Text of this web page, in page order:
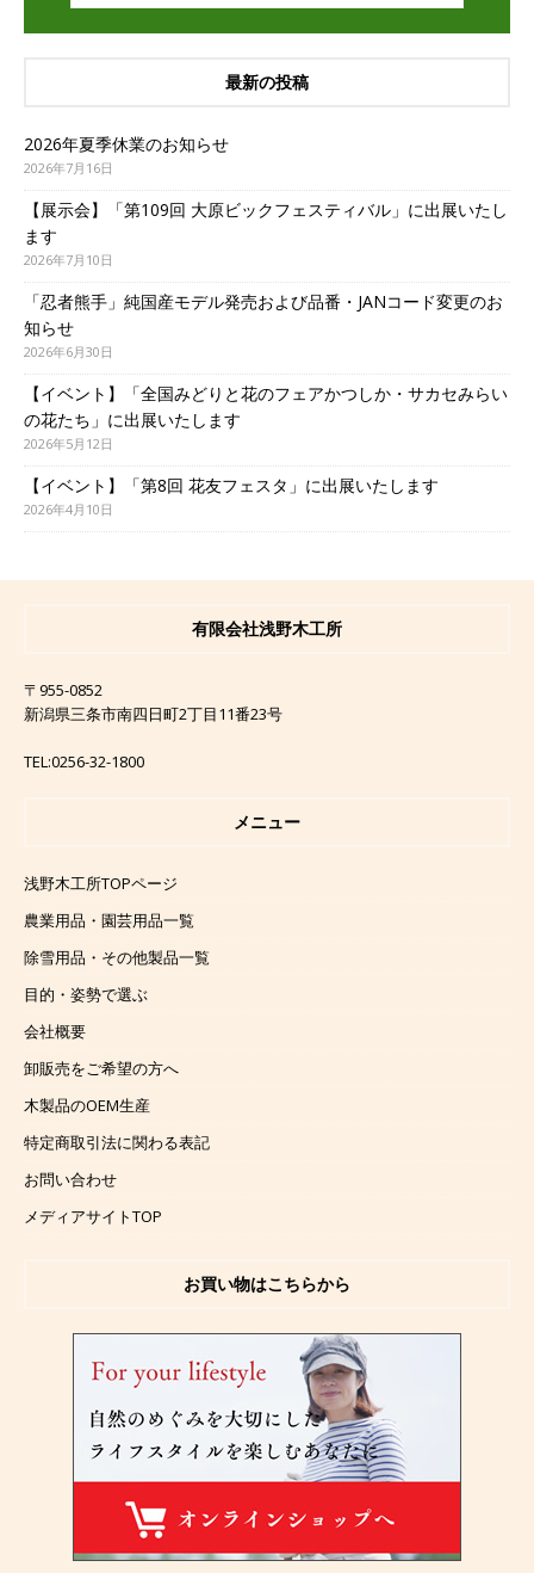
最新の投稿
2026年夏季休業のお知らせ
2026年7月16日
【展示会】「第109回 大原ビックフェスティバル」に出展いたし
ます
2026年7月10日
「忍者熊手」純国産モデル発売および品番・JANコード変更のお
知らせ
2026年6月30日
【イベント】「全国みどりと花のフェアかつしか・サカセみらい
の花たち」に出展いたします
2026年5月12日
【イベント】「第8回 花友フェスタ」に出展いたします
2026年4月10日
有限会社浅野木工所
〒955-0852
新潟県三条市南四日町2丁目11番23号
TEL:0256-32-1800
メニュー
浅野木工所TOPページ
農業用品・園芸用品一覧
除雪用品・その他製品一覧
目的・姿勢で選ぶ
会社概要
卸販売をご希望の方へ
木製品のOEM生産
特定商取引法に関わる表記
お問い合わせ
メディアサイトTOP
お買い物はこちらから